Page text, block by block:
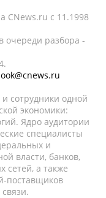
CNews.ru c 11.1998
очереди разбора -
сотрудники одной
экономики:
Ядро аудитории
специалисты
и
власти, банков,
а также
поставщиков